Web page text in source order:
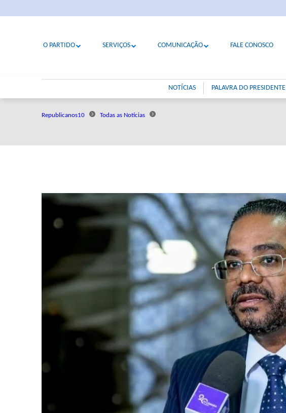
O PARTIDO SERVIÇOS COMUNICAÇÃO FALE CONOSCO
NOTÍCIAS PALAVRA DO PRESIDENTE
Republicanos10 Todas as Notícias